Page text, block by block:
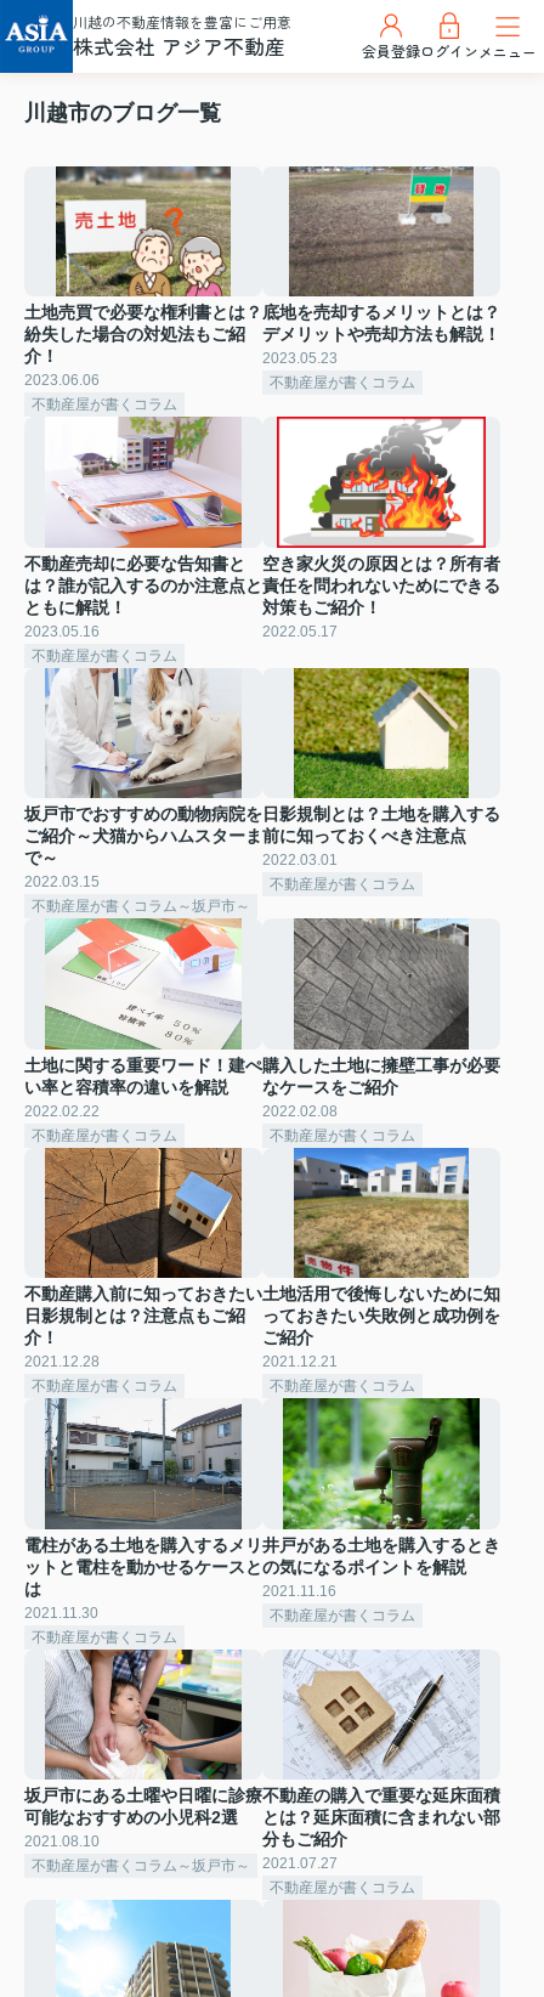
川越の不動産情報を豊富にご用意
株式会社 アジア不動産 会員登録ログインメニュー
川越市のブログ一覧
土地売買で必要な権利書とは？
紛失した場合の対処法もご紹
介！
2023.06.06
不動産屋が書くコラム
底地を売却するメリットとは？
デメリットや売却方法も解説！
2023.05.23
不動産屋が書くコラム
不動産売却に必要な告知書と
は？誰が記入するのか注意点と
ともに解説！
2023.05.16
不動産屋が書くコラム
空き家火災の原因とは？所有者
責任を問われないためにできる
対策もご紹介！
2022.05.17
坂戸市でおすすめの動物病院を
ご紹介～犬猫からハムスターま
で～
2022.03.15
不動産屋が書くコラム～坂戸市～
日影規制とは？土地を購入する
前に知っておくべき注意点
2022.03.01
不動産屋が書くコラム
土地に関する重要ワード！建ぺ
い率と容積率の違いを解説
2022.02.22
不動産屋が書くコラム
購入した土地に擁壁工事が必要
なケースをご紹介
2022.02.08
不動産屋が書くコラム
不動産購入前に知っておきたい
日影規制とは？注意点もご紹
介！
2021.12.28
不動産屋が書くコラム
土地活用で後悔しないために知
っておきたい失敗例と成功例を
ご紹介
2021.12.21
不動産屋が書くコラム
電柱がある土地を購入するメリ
ットと電柱を動かせるケースと
は
2021.11.30
不動産屋が書くコラム
井戸がある土地を購入するとき
の気になるポイントを解説
2021.11.16
不動産屋が書くコラム
坂戸市にある土曜や日曜に診療
可能なおすすめの小児科2選
2021.08.10
不動産屋が書くコラム～坂戸市～
不動産の購入で重要な延床面積
とは？延床面積に含まれない部
分もご紹介
2021.07.27
不動産屋が書くコラム